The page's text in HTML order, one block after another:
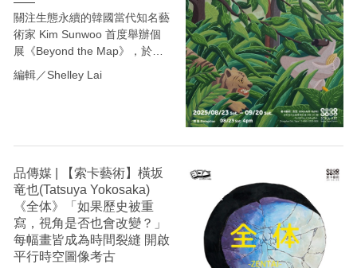
關注生態永續的韓國當代知名藝
術家 Kim Sunwoo 首度舉辦個
展《Beyond the Map》，於索
卡藝術・台北呈現最新繪畫作
品，以 17 幅不透明水彩與水彩
編輯／Shelley Lai
品傳媒 | 【索卡藝術】橫坂
竜也(Tatsuya Yokosaka)
《全体》「如果歷史被重
寫，視角是否也會改變？」
每幅畫皆成為時間裂縫 開啟
平行時空圖像考古